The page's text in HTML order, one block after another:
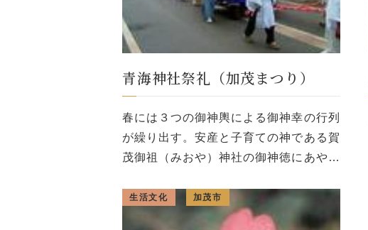
青海神社祭礼（加茂まつり）
春には３つの御神輿による御神幸の行列
が繰り出す。安産と子育ての神である賀
茂御祖（みおや）神社の御神徳にあやか
児に華やかな産衣を着飾ってお供するこ
とから「乳母まつり」とも呼ばれてい
生活文化 加茂市